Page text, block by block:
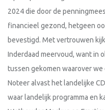
2024 die door de
financieel gezond, hetgeen
bevestigd. Met vertrouwen
Inderdaad meervoud, want in
tussen gekomen waarover
Noteer alvast het landelijke
waar landelijk programma en